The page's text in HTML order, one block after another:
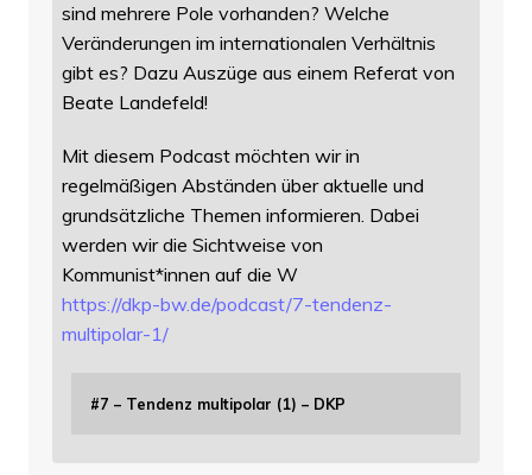
sind mehrere Pole vorhanden? Welche
Veränderungen im internationalen Verhältnis
gibt es? Dazu Auszüge aus einem Referat von
Beate Landefeld!
Mit diesem Podcast möchten wir in
regelmäßigen Abständen über aktuelle und
grundsätzliche Themen informieren. Dabei
werden wir die Sichtweise von
Kommunist*innen auf die W
https://dkp-bw.de/podcast/7-tendenz-
multipolar-1/
#7 – Tendenz multipolar (1) – DKP